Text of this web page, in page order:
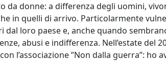
donne: a differenza degli uomini,
in quelli di arrivo. Particolarmente
loro paese e, anche quando
abusi e indifferenza. Nell’estate del
l’associazione ”Non dalla guerra”: ho